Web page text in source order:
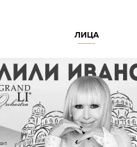
ЛИЦА